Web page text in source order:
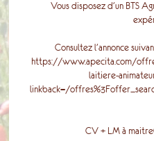
Vous disposez d'un BTS
Consultez l'annonce
https://www.apecita.com/
laitiere-
linkback=/
CV + LM à